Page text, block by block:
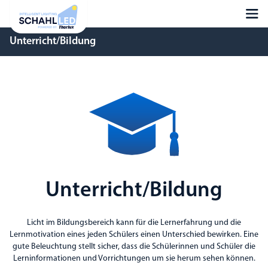
Unterricht/​​Bildung
Unterricht/​​Bildung
Licht im Bildungsbereich kann für die Lernerfahrung und die
Lernmotivation eines jeden Schülers einen Unterschied bewirken. Eine
gute Beleuchtung stellt sicher, dass die Schülerinnen und Schüler die
Lerninformationen und Vorrichtungen um sie herum sehen können.